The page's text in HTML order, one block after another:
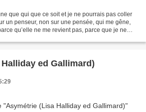
que qui que ce soit et je ne pourrais pas coller
un penseur, non sur une pensée, qui me gêne,
qu’elle ne me revient pas, parce que je ne
ed Gallimard)